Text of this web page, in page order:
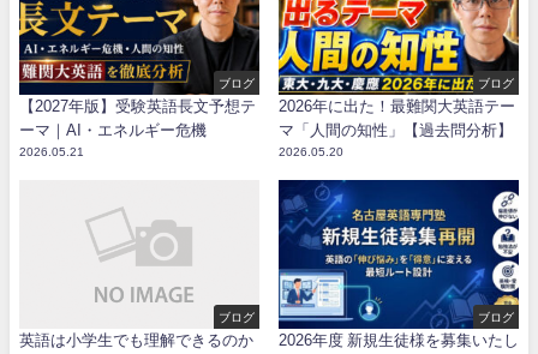
ブログ
【2027年版】受験英語長文予想テ
ーマ｜AI・エネルギー危機
2026.05.21
ブログ
2026年に出た！最難関大英語テー
マ「人間の知性」【過去問分析】
2026.05.20
ブログ
英語は小学生でも理解できるのか
ブログ
2026年度 新規生徒様を募集いたし